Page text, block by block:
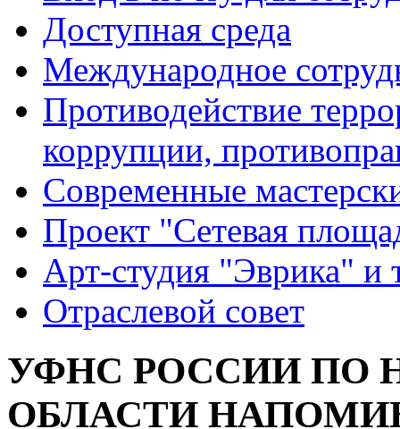
Доступная среда
Международное
Противодействие
коррупции,
Современные
Проект "Сетевая
Арт-студия "Эврика" и
Отраслевой совет
УФНС РОССИИ ПО
ОБЛАСТИ